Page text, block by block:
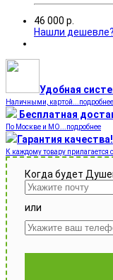
46 000 р.
Нашли дешевле?
Удобная
Наличными, картой...подробнее
Бесплатная
По Москве и МО...подробнее
Гарантия качества!
К каждому товару прилагается
Когда будет
или